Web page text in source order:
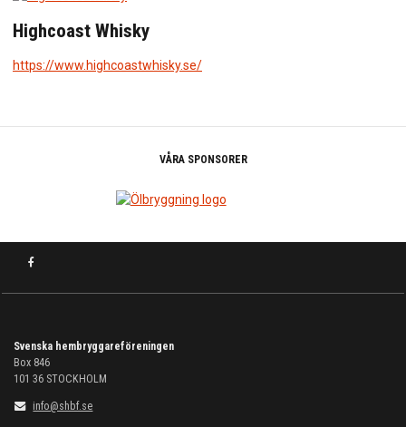
Highcoast Whisky
https://www.highcoastwhisky.se/
VÅRA SPONSORER
Svenska hembryggareföreningen
Box 846
101 36 STOCKHOLM
info@shbf.se